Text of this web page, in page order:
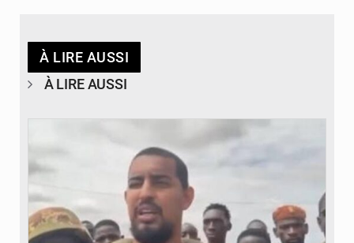
À LIRE AUSSI
À LIRE AUSSI